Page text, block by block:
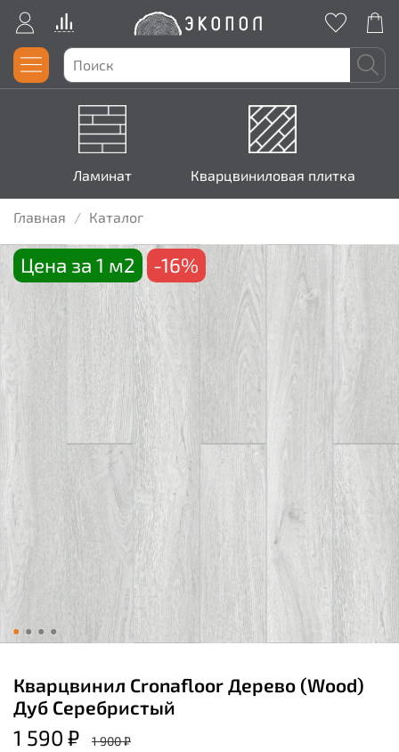
Ламинат Кварцвиниловая плитка
Главная Каталог
Цена за 1 м2 -16%
Кварцвинил Cronafloor Дерево (Wood)
Дуб Серебристый
1 590 ₽ 1 900 ₽